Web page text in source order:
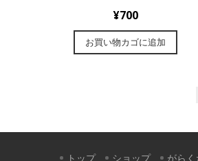
¥700
お買い物カゴに追加
トップ ショップ がら